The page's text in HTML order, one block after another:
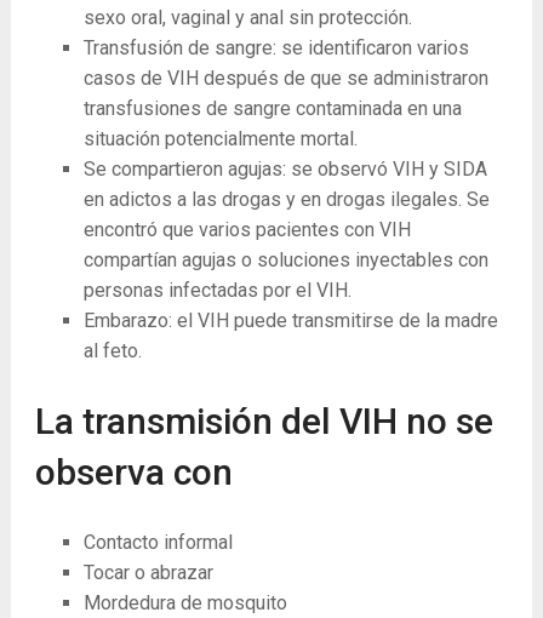
sexo oral, vaginal y anal sin protección.
Transfusión de sangre: se identificaron varios
casos de VIH después de que se administraron
transfusiones de sangre contaminada en una
situación potencialmente mortal.
Se compartieron agujas: se observó VIH y SIDA
en adictos a las drogas y en drogas ilegales. Se
encontró que varios pacientes con VIH
compartían agujas o soluciones inyectables con
personas infectadas por el VIH.
Embarazo: el VIH puede transmitirse de la madre
al feto.
La transmisión del VIH no se
observa con
Contacto informal
Tocar o abrazar
Mordedura de mosquito